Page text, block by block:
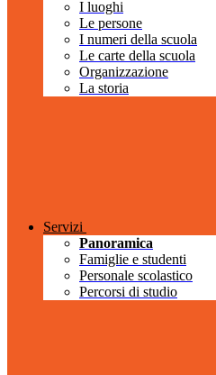
I luoghi
Le persone
I numeri della scuola
Le carte della scuola
Organizzazione
La storia
Servizi
Panoramica
Famiglie e studenti
Personale scolastico
Percorsi di studio